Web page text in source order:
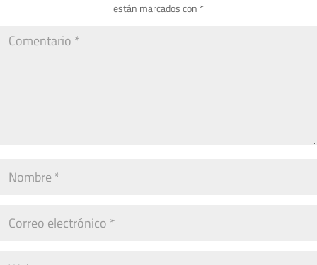
están marcados con *